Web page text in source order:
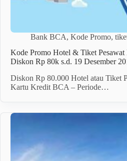
Bank BCA, Kode Promo,
Kode Promo Hotel & Tiket
Diskon Rp 80k s.d. 19 Desember
Diskon Rp 80.000 Hotel atau Tiket
Kartu Kredit BCA – Periode…